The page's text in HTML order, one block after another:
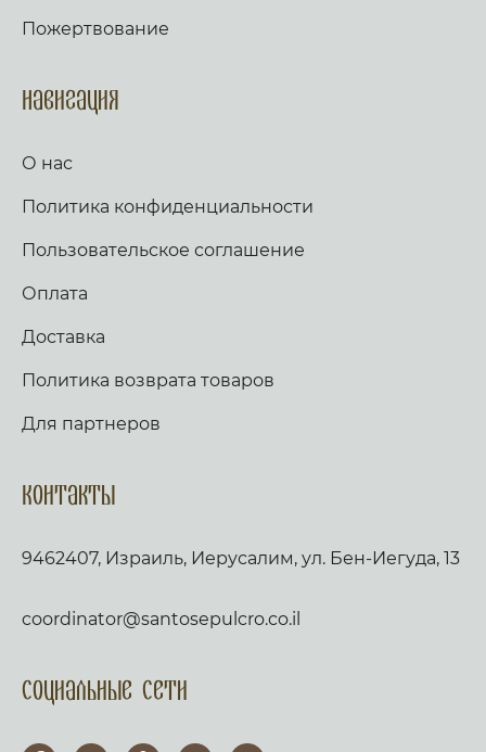
Пожертвование
Навигация
О нас
Политика конфиденциальности
Пользовательское соглашение
Оплата
Доставка
Политика возврата товаров
Для партнеров
Контакты
9462407, Израиль, Иерусалим, ул. Бен-Иегуда, 13
coordinator@santosepulcro.co.il
Социальные сети